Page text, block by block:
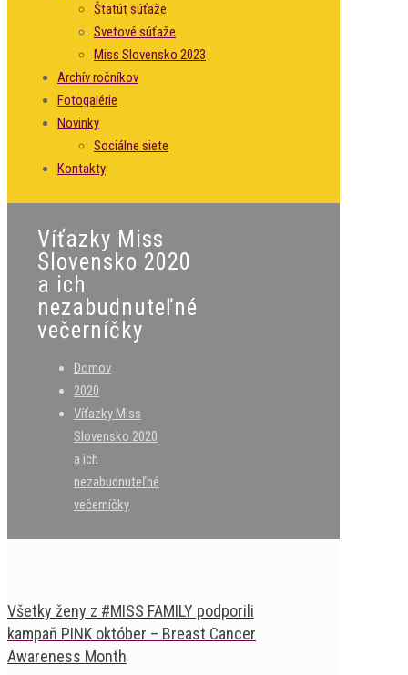
Štatút súťaže
Svetové súťaže
Miss Slovensko 2023
Archív ročníkov
Fotogalérie
Novinky
Sociálne siete
Kontakty
Víťazky Miss
Slovensko 2020
a ich
nezabudnuteľné
večerníčky
Domov
2020
Víťazky Miss
Slovensko 2020
a ich
nezabudnuteľné
večerníčky
Všetky ženy z #MISS FAMILY podporili
kampaň PINK október – Breast Cancer
Awareness Month